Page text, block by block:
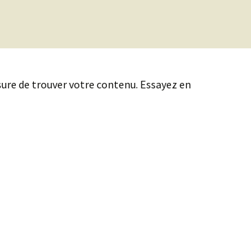
de trouver votre contenu. Essayez en